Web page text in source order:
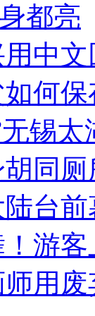
都亮
中
如何
锡
同
台
游客
用